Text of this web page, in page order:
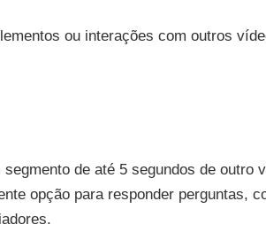
ou interações com outros
de até 5 segundos de outro
opção para responder perguntas,